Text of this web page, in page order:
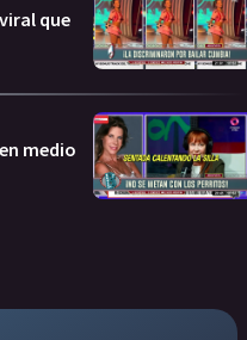
que
medio